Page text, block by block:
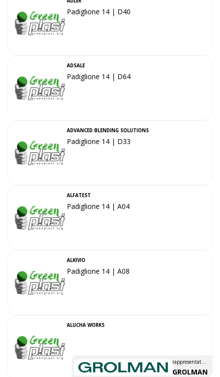
Padiglione 14 | D40
ADSALE
Padiglione 14 | D64
ADVANCED BLENDING SOLUTIONS
Padiglione 14 | D33
ALFATEST
Padiglione 14 | A04
ALKIVIO
Padiglione 14 | A08
ALUCHA WORKS
rappresentato
da
GROLMAN